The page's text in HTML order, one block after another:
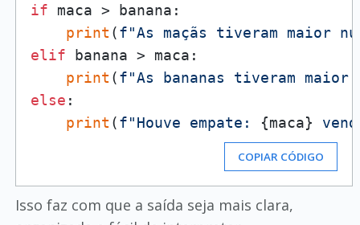
if maca > banana:
print (f"As maçãs tiveram maior
elif banana > maca:
print (f"As bananas tiveram
else :
print (f"Houve empate: {maca}
COPIAR CÓDIGO
Isso faz com que a saída seja mais clara,